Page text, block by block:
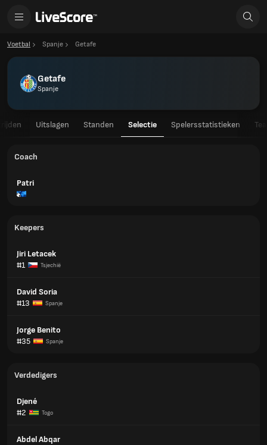
Voetbal Spanje Getafe
Getafe
Spanje
Uitslagen Standen Selectie Spelersstatistieken
Coach
Patri
Keepers
Jiri Letacek
#1
Tsjechië
David Soria
#13
Spanje
Jorge Benito
#35
Spanje
Verdedigers
Djené
#2
Togo
Abdel Abqar